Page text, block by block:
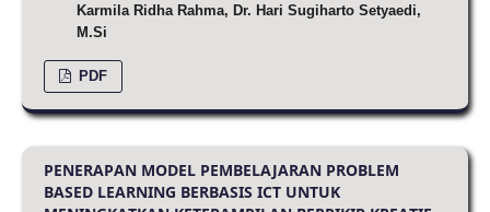
Karmila Ridha Rahma, Dr. Hari Sugiharto Setyaedi,
M.Si
PDF
PENERAPAN MODEL PEMBELAJARAN PROBLEM
BASED LEARNING BERBASIS ICT UNTUK